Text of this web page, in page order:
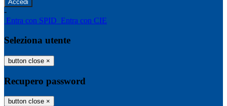
-
Entra con SPID Entra con CIE
Seleziona utente
button close ×
Recupero password
button close ×